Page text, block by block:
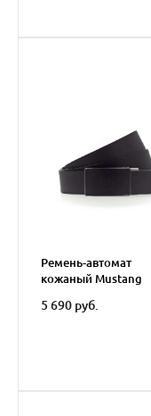
Ремень-автомат
кожаный Mustang
5 690 руб.